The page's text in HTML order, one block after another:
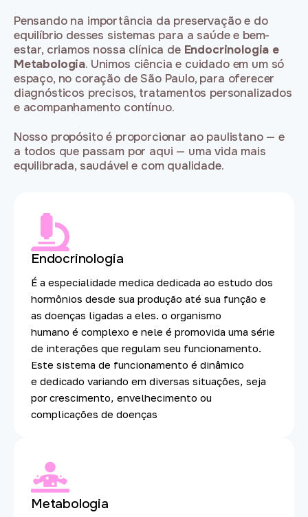
Pensando na importância da preservação e do
equilíbrio desses sistemas para a saúde e bem-
estar, criamos nossa clínica de Endocrinologia e
Metabologia. Unimos ciência e cuidado em um só
espaço, no coração de São Paulo, para oferecer
diagnósticos precisos, tratamentos personalizados
e acompanhamento contínuo.
Nosso propósito é proporcionar ao paulistano — e
a todos que passam por aqui — uma vida mais
equilibrada, saudável e com qualidade.
Endocrinologia
É a especialidade medica dedicada ao estudo dos
hormônios desde sua produção até sua função e
as doenças ligadas a eles. o organismo
humano é complexo e nele é promovida uma série
de interações que regulam seu funcionamento.
Este sistema de funcionamento é dinâmico
e dedicado variando em diversas situações, seja
por crescimento, envelhecimento ou
complicações de doenças
Metabologia